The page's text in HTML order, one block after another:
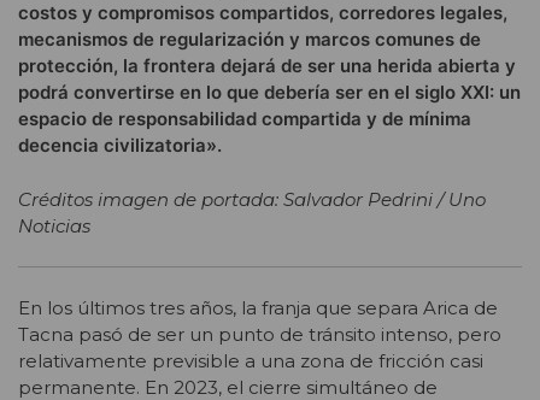
costos y compromisos compartidos, corredores legales,
mecanismos de regularización y marcos comunes de
protección, la frontera dejará de ser una herida abierta y
podrá convertirse en lo que debería ser en el siglo XXI: un
espacio de responsabilidad compartida y de mínima
decencia civilizatoria».
Créditos imagen de portada: Salvador Pedrini / Uno
Noticias
En los últimos tres años, la franja que separa Arica de
Tacna pasó de ser un punto de tránsito intenso, pero
relativamente previsible a una zona de fricción casi
permanente. En 2023, el cierre simultáneo de